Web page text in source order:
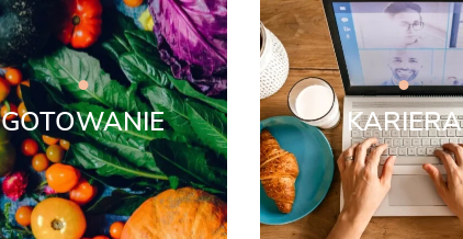
GOTOWANIE KARIERA